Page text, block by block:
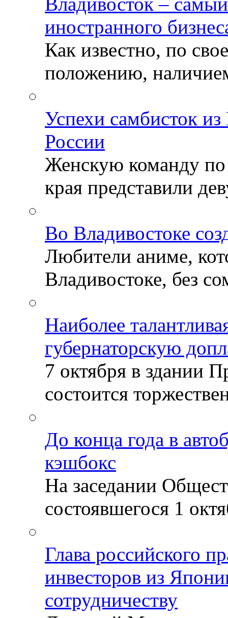
иностранного
Как известно, по
положению,
Успехи самбисток
России
Женскую команду
края представили
Во Владивостоке
Любители аниме,
Владивостоке, без
Наиболее
губернаторскую
7 октября в здании
состоится
До конца года в
кэшбокс
На заседании
состоявшегося 1
Глава российского
инвесторов из
сотрудничеству